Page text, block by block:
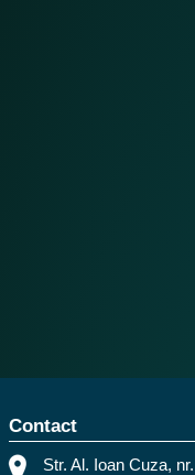
Contact
Str. Al. Ioan Cuza,